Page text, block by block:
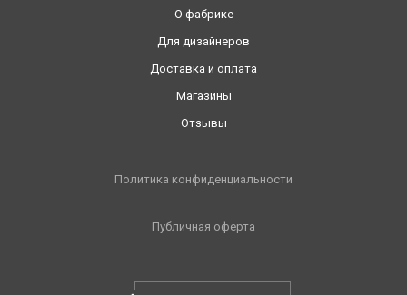
О фабрике
Для дизайнеров
Доставка и оплата
Магазины
Отзывы
Политика конфиденциальности
Публичная оферта